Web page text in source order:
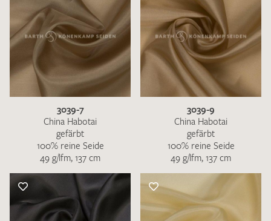
3039-7
China Habotai
gefärbt
100% reine Seide
49 g/lfm, 137 cm
3039-9
China Habotai
gefärbt
100% reine Seide
49 g/lfm, 137 cm